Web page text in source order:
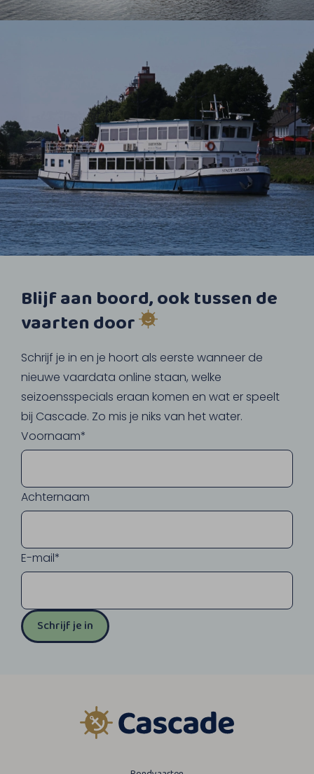
Blijf aan boord, ook tussen de
vaarten door
Schrijf je in en je hoort als eerste wanneer de
nieuwe vaardata online staan, welke
seizoensspecials eraan komen en wat er speelt
bij Cascade. Zo mis je niks van het water.
Voornaam*
Achternaam
E-mail*
Schrijf je in